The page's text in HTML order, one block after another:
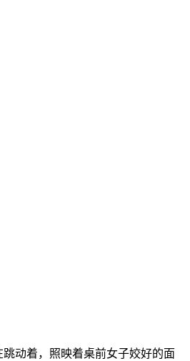
动着，照映着桌前女子姣好的面